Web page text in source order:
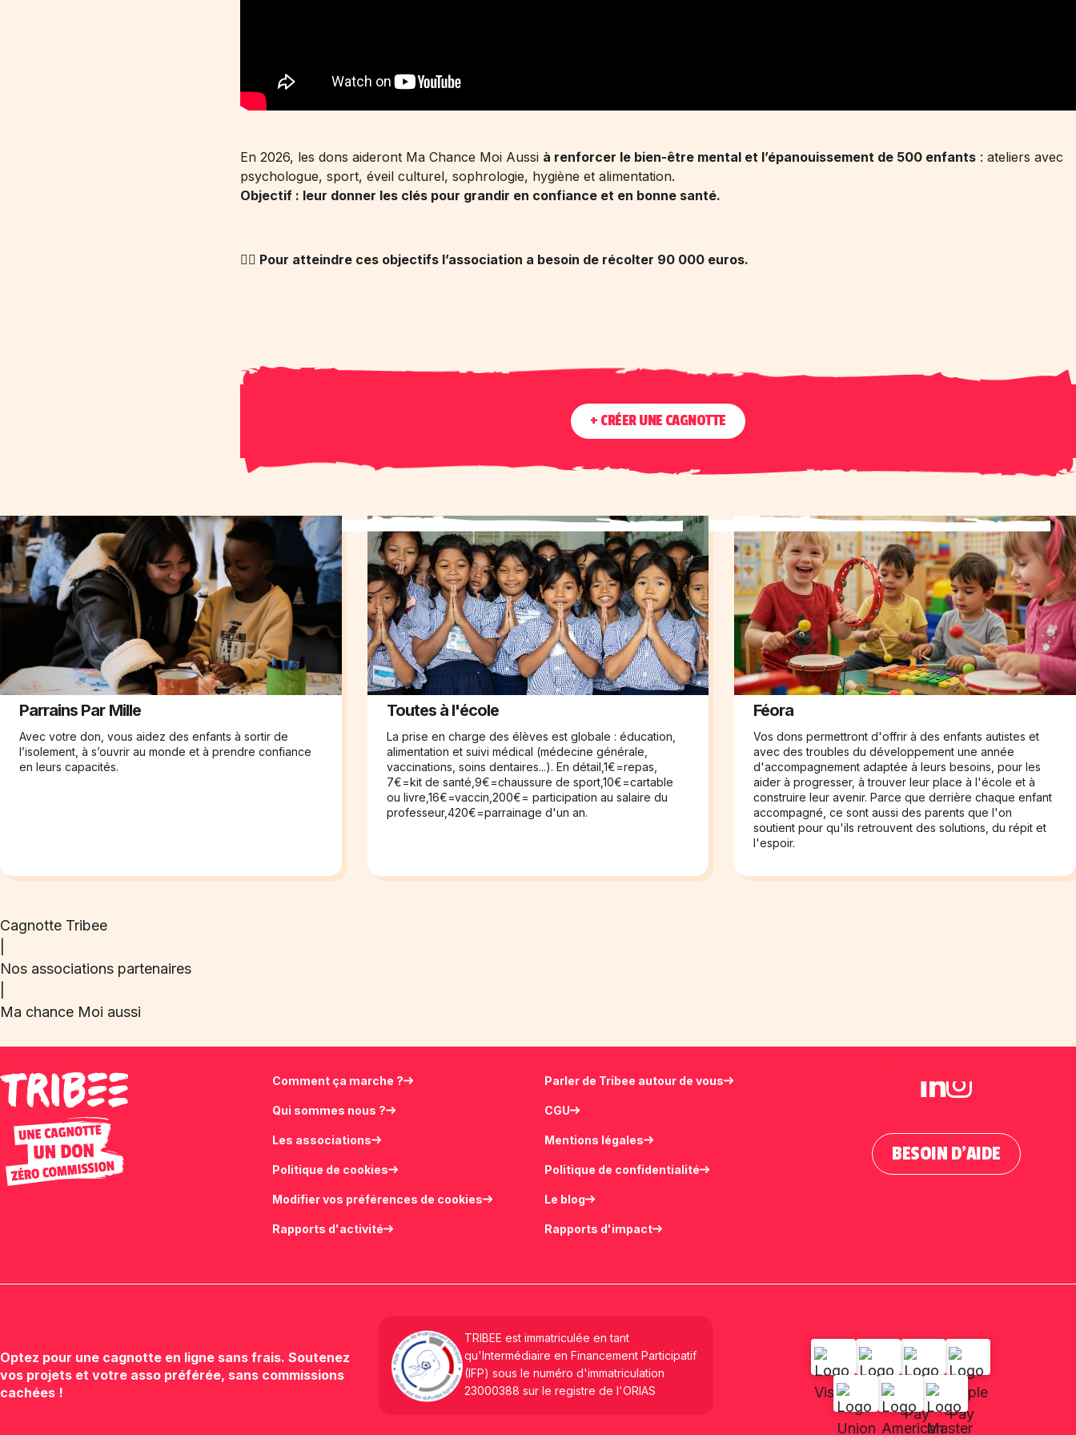
En 2026, les dons aideront Ma Chance Moi Aussi à renforcer le bien-être mental et l’épanouissement de 500 enfants : ateliers avec
psychologue, sport, éveil culturel, sophrologie, hygiène et alimentation.
Objectif : leur donner les clés pour grandir en confiance et en bonne santé.
👉🏻 Pour atteindre ces objectifs l’association a besoin de récolter 90 000 euros.
+ CRÉER UNE CAGNOTTE
Parrains Par Mille
Avec votre don, vous aidez des enfants à sortir de
l’isolement, à s’ouvrir au monde et à prendre confiance
en leurs capacités.
Toutes à l'école
La prise en charge des élèves est globale : éducation,
alimentation et suivi médical (médecine générale,
vaccinations, soins dentaires...). En détail,1€=repas,
7€=kit de santé,9€=chaussure de sport,10€=cartable
ou livre,16€=vaccin,200€= participation au salaire du
professeur,420€=parrainage d'un an.
Féora
Vos dons permettront d'offrir à des enfants autistes et
avec des troubles du développement une année
d'accompagnement adaptée à leurs besoins, pour les
aider à progresser, à trouver leur place à l'école et à
construire leur avenir. Parce que derrière chaque enfant
accompagné, ce sont aussi des parents que l'on
soutient pour qu'ils retrouvent des solutions, du répit et
l'espoir.
Cagnotte Tribee
Nos associations partenaires
Ma chance Moi aussi
Comment ça marche ?
Qui sommes nous ?
Les associations
Politique de cookies
Modifier vos préférences de cookies
Rapports d'activité
Parler de Tribee autour de vous
CGU
Mentions légales
Politique de confidentialité
Le blog
Rapports d'impact
BESOIN D'AIDE
Optez pour une cagnotte en ligne sans frais. Soutenez
vos projets et votre asso préférée, sans commissions
cachées !
TRIBEE est immatriculée en tant
qu'Intermédiaire en Financement Participatif
(IFP) sous le numéro d'immatriculation
23000388 sur le registre de l'ORIAS